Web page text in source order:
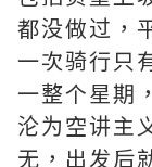
都没做过，
一次骑行只
一整个星期
沦为空讲主
无，出发后